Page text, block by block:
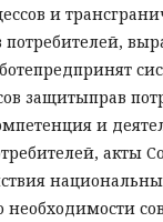
и
защитыправ
и
акты